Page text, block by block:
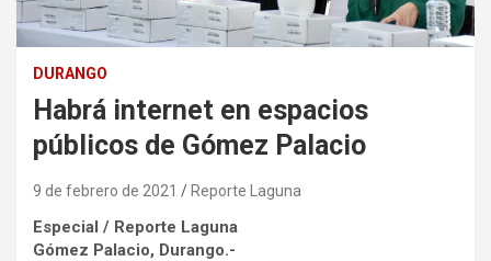
DURANGO
Habrá internet en espacios
públicos de Gómez Palacio
9 de febrero de 2021 Reporte Laguna
Especial / Reporte Laguna
Gómez Palacio, Durango.-